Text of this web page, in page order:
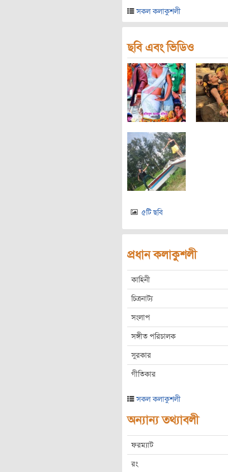
সকল কলাকুশলী
ছবি এবং ভিডিও
৫টি ছবি
প্রধান কলাকুশলী
কাহিনী
চিত্রনাট্য
সংলাপ
সঙ্গীত পরিচালক
সুরকার
গীতিকার
সকল কলাকুশলী
অন্যান্য তথ্যাবলী
ফরম্যাট
রং